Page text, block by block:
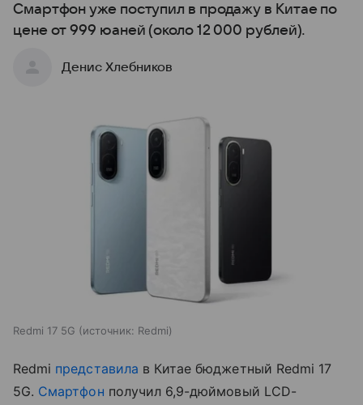
Смартфон уже поступил в продажу в Китае по
цене от 999 юаней (около 12 000 рублей).
Денис Хлебников
Redmi 17 5G источник: Redmi
Redmi представила в Китае бюджетный Redmi 17
5G. Смартфон получил 6,9-дюймовый LCD-